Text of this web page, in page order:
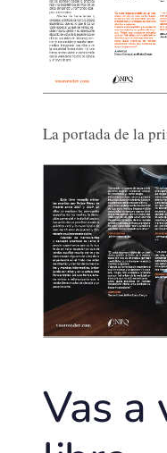
La portada de la
Vas a